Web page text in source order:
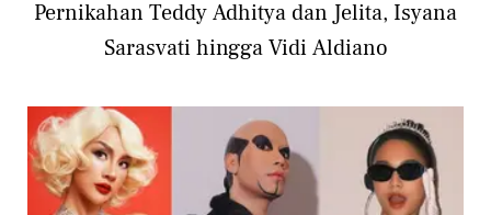
Pernikahan Teddy Adhitya dan Jelita, Isyana
Sarasvati hingga Vidi Aldiano